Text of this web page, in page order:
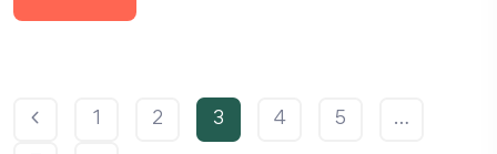
2 3 4 5 …